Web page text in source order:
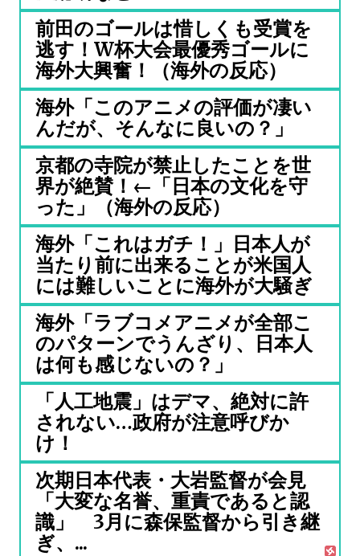
前田のゴールは惜しくも受賞を
逃す！W杯大会最優秀ゴールに
海外大興奮！（海外の反応）
海外「このアニメの評価が凄い
んだが、そんなに良いの？」
京都の寺院が禁止したことを世
界が絶賛！←「日本の文化を守
った」（海外の反応）
海外「これはガチ！」日本人が
当たり前に出来ることが米国人
には難しいことに海外が大騒ぎ
海外「ラブコメアニメが全部こ
のパターンでうんざり、日本人
は何も感じないの？」
「人工地震」はデマ、絶対に許
されない…政府が注意呼びか
け！
次期日本代表・大岩監督が会見
「大変な名誉、重責であると認
識」 3月に森保監督から引き継
ぎ、...